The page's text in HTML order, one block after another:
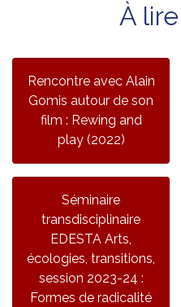
À
Rencontre avec Alain
Gomis autour de son
film : Rewing and
play (2022)
Séminaire
transdisciplinaire
EDESTA Arts,
écologies, transitions,
session 2023-24 :
Formes de radicalité